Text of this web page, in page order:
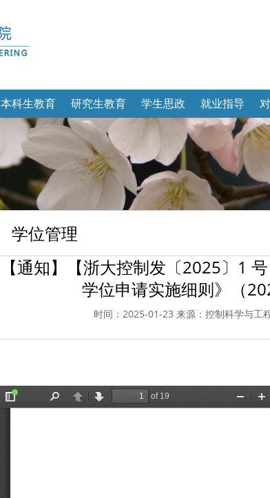
本科生教育 研究生教育 学生思政 就业指导
学位管理
【通知】【浙大控制发〔2025〕1
学位申请实施细则》（
时间：2025-01-23 来源：控制科学与工